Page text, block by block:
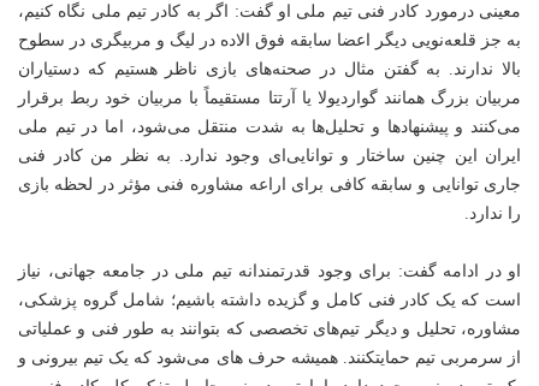
معینی درمورد کادر فنی تیم ملی او گفت: اگر به کادر تیم ملی نگاه کنیم،
به جز قلعه‌نویی دیگر اعضا سابقه فوق الاده در لیگ و مربیگری در سطوح
بالا ندارند. به گفتن مثال در صحنه‌های بازی ناظر هستیم که دستیاران
مربیان بزرگ همانند گواردیولا یا آرتتا مستقیماً با مربیان خود ربط برقرار
می‌کنند و پیشنهاد‌ها و تحلیل‌ها به شدت منتقل می‌شود، اما در تیم ملی
ایران این چنین ساختار و توانایی‌ای وجود ندارد. به نظر من کادر فنی
جاری توانایی و سابقه کافی برای اراعه مشاوره فنی مؤثر در لحظه بازی
را ندارد.
او در ادامه گفت: برای وجود قدرتمندانه تیم ملی در جامعه جهانی، نیاز
است که یک کادر فنی کامل و گزیده داشته باشیم؛ شامل گروه پزشکی،
مشاوره، تحلیل و دیگر تیم‌های تخصصی که بتوانند به طور فنی و عملیاتی
از سرمربی تیم حمایتکنند. همیشه حرف های می‌شود که یک تیم بیرونی و